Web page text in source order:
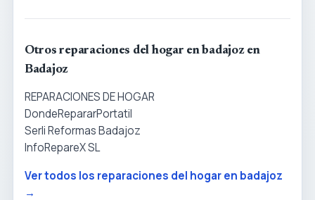
Otros reparaciones del hogar en badajoz en
Badajoz
REPARACIONES DE HOGAR
DondeRepararPortatil
Serli Reformas Badajoz
InfoRepareX SL
Ver todos los reparaciones del hogar en badajoz
→